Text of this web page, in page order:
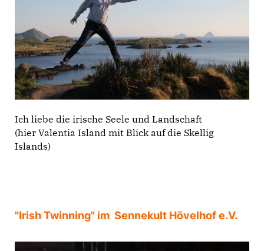
Ich liebe die irische Seele und Landschaft
(hier Valentia Island mit Blick auf die Skellig
Islands)
"Irish Twinning" im Sennekult Hövelhof e.V.